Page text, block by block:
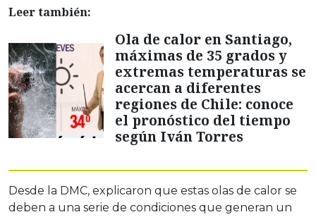
Leer también:
Ola de calor en Santiago,
máximas de 35 grados y
extremas temperaturas se
acercan a diferentes
regiones de Chile: conoce
el pronóstico del tiempo
según Iván Torres
Desde la DMC, explicaron que estas olas de calor se
deben a una serie de condiciones que generan un